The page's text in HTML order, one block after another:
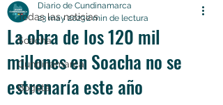
Todas las noticias
Soacha
Cundinamarca
Bogotá
La obra de los 120 mil
millones en Soacha no se
estrenaría este año
Diario de Cundinamarca
23 may 20232 min de lectura